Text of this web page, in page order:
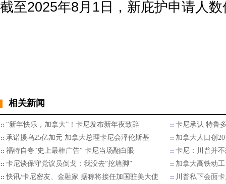
截至2025年8月1日，新庇护申请人
相关新闻
“新年快乐，加拿大”！卡尼发布新年夜致辞
卡尼承认 特鲁
承诺援乌25亿加元 加拿大总理卡尼会泽伦斯基
加拿大人口创
福特自夸"史上最棒广告" 卡尼当场翻白眼
卡尼：川普并
卡尼谈保守党议员倒戈：我没去“挖墙脚”
加拿大高铁动工
快讯/卡尼密友、金融家 据称将接任加国驻美大使
川普私下会面